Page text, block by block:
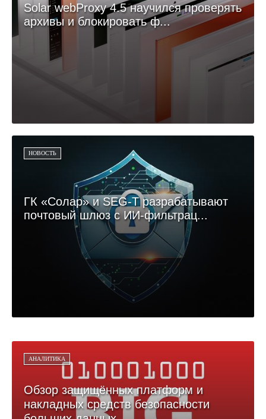
Solar webProxy 4.5 научился проверять
архивы и блокировать ф...
НОВОСТЬ
ГК «Солар» и SEG-T разрабатывают
почтовый шлюз с ИИ-фильтрац...
АНАЛИТИКА
Обзор защищённых платформ и
накладных средств безопасности